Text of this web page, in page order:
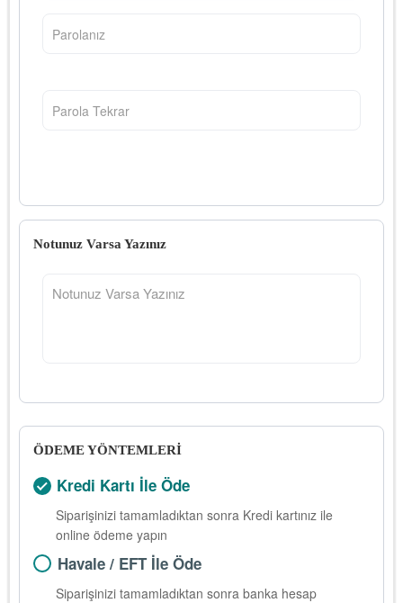
Notunuz Varsa Yazınız
ÖDEME YÖNTEMLERİ
Kredi Kartı İle Öde
Siparişinizi tamamladıktan sonra Kredi kartınız ile
online ödeme yapın
Havale / EFT İle Öde
Siparişinizi tamamladıktan sonra banka hesap